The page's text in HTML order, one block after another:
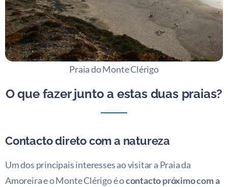
Praia do Monte Clérigo
O que fazer junto a estas duas praias?
Contacto direto com a natureza
Um dos principais interesses ao visitar a Praia da
Amoreira e o Monte Clérigo é ocontacto próximo com a